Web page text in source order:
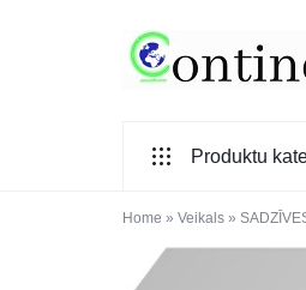
PREČU
Produktu
SADZĪVES TEHNIKA
IEBŪVĒJAMĀ
Home » Veikals »